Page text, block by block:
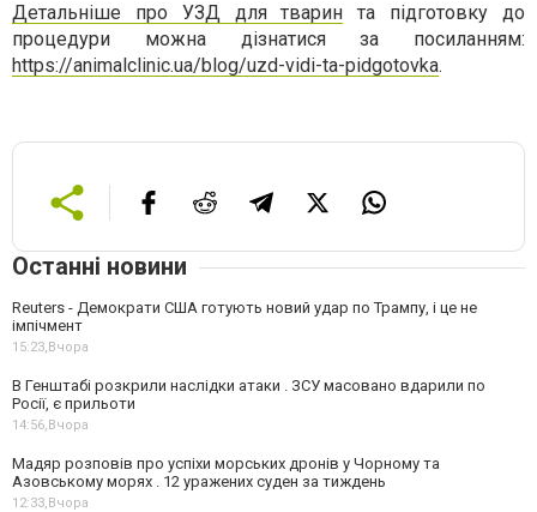
Детальніше про УЗД для тварин та підготовку до
процедури можна дізнатися за посиланням:
https://animalclinic.ua/blog/uzd-vidi-ta-pidgotovka.
Останні новини
Reuters - Демократи США готують новий удар по Трампу, і це не
імпічмент
15:23,Вчора
В Генштабі розкрили наслідки атаки . ЗСУ масовано вдарили по
Росії, є прильоти
14:56,Вчора
Мадяр розповів про успіхи морських дронів у Чорному та
Азовському морях . 12 уражених суден за тиждень
12:33,Вчора